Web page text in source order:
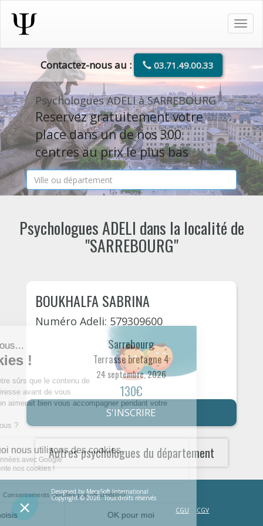
Contactez-nous au : 03.71.49.00.33
Psychologues ADELI à SARREBOURG
Reservez gratuitement votre
place dans un de nos 300
centres au prix le plus bas
Psychologues ADELI dans la localité de
"SARREBOURG"
BOUKHALFA SABRINA
Numéro Adeli: 579309600
Sarrebourg
Terrasse bretagne 4
24 septembre, 2026
130€
S'INSCRIRE
Autres psychologues du département
Designed by MecaSoft International
Copyright © 2026. Tous droits réservés
CGU
CGV